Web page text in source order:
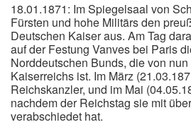
18.01.1871: Im Spiegelsaal von
Fürsten und hohe Militärs den
Deutschen Kaiser aus. Am Tag
auf der Festung Vanves bei Paris
Norddeutschen Bunds, die von
Kaiserreichs ist. Im März
Reichskanzler, und im Mai
nachdem der Reichstag sie mit
verabschiedet hat.